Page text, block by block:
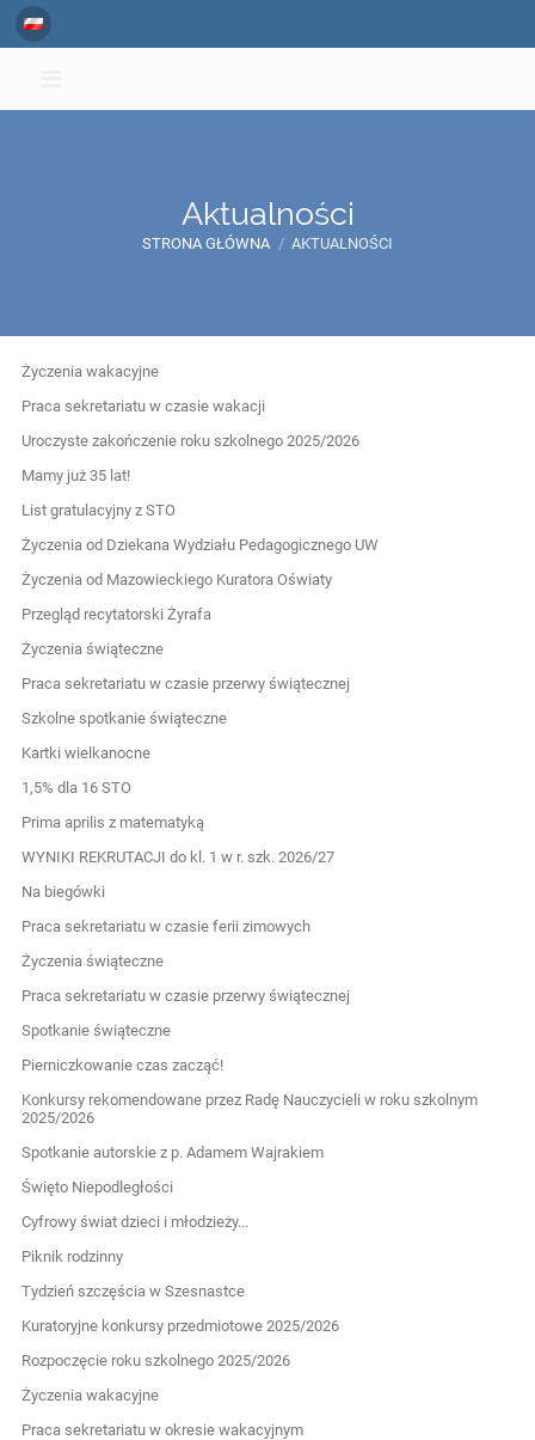
Aktualności
STRONA GŁÓWNA / AKTUALNOŚCI
Aktualności
Życzenia wakacyjne
Praca sekretariatu w czasie wakacji
Uroczyste zakończenie roku szkolnego 2025/2026
Mamy już 35 lat!
List gratulacyjny z STO
Życzenia od Dziekana Wydziału Pedagogicznego UW
Życzenia od Mazowieckiego Kuratora Oświaty
Przegląd recytatorski Żyrafa
Życzenia świąteczne
Praca sekretariatu w czasie przerwy świątecznej
Szkolne spotkanie świąteczne
Kartki wielkanocne
1,5% dla 16 STO
Prima aprilis z matematyką
WYNIKI REKRUTACJI do kl. 1 w r. szk. 2026/27
Na biegówki
Praca sekretariatu w czasie ferii zimowych
Życzenia świąteczne
Praca sekretariatu w czasie przerwy świątecznej
Spotkanie świąteczne
Pierniczkowanie czas zacząć!
Konkursy rekomendowane przez Radę Nauczycieli w roku szkolnym
2025/2026
Spotkanie autorskie z p. Adamem Wajrakiem
Święto Niepodległości
Cyfrowy świat dzieci i młodzieży...
Piknik rodzinny
Tydzień szczęścia w Szesnastce
Kuratoryjne konkursy przedmiotowe 2025/2026
Rozpoczęcie roku szkolnego 2025/2026
Życzenia wakacyjne
Praca sekretariatu w okresie wakacyjnym